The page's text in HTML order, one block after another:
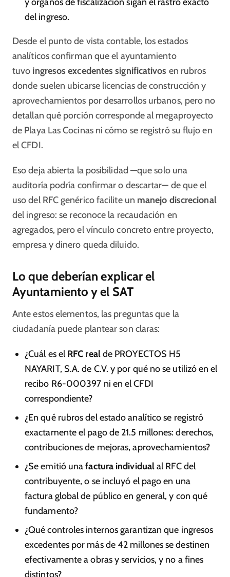
del ingreso.
Desde el punto de vista contable, los estados
analíticos confirman que el ayuntamiento
tuvo ingresos excedentes significativos en rubros
donde suelen ubicarse licencias de construcción y
aprovechamientos por desarrollos urbanos, pero no
detallan qué porción corresponde al megaproyecto
de Playa Las Cocinas ni cómo se registró su flujo en
el CFDI.
Eso deja abierta la posibilidad —que solo una
auditoría podría confirmar o descartar— de que el
uso del RFC genérico facilite un manejo discrecional
del ingreso: se reconoce la recaudación en
agregados, pero el vínculo concreto entre proyecto,
empresa y dinero queda diluido.
Lo que deberían explicar el
Ayuntamiento y el SAT
Ante estos elementos, las preguntas que la
ciudadanía puede plantear son claras:
¿Cuál es el RFC realde PROYECTOS H5
NAYARIT, S.A. de C.V. y por qué no se utilizó en el
recibo R6‑000397 ni en el CFDI
correspondiente?
¿En qué rubros del estado analítico se registró
exactamente el pago de 21.5 millones: derechos,
contribuciones de mejoras, aprovechamientos?
¿Se emitió unafactura individualal RFC del
contribuyente, o se incluyó el pago en una
factura global de público en general, y con qué
fundamento?
¿Qué controles internos garantizan que ingresos
excedentes por más de 42 millones se destinen
efectivamente a obras y servicios, y no a fines
distintos?